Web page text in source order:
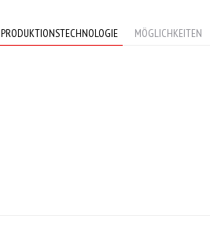
PRODUKTIONSTECHNOLOGIE MÖGLICHKEITEN